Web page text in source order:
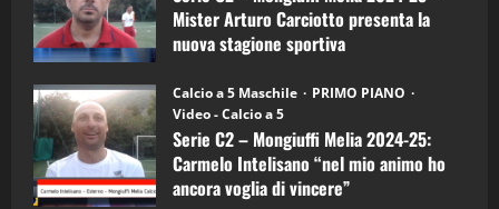
Mister Arturo Carciotto presenta la
nuova stagione sportiva
Calcio a 5 Maschile
PRIMO PIANO
Video - Calcio a 5
Serie C2 – Mongiuffi Melia 2024-25:
Carmelo Intelisano “nel mio animo ho
ancora voglia di vincere”
5
1
“SportEmpire” in Podcast: 30^ Puntata
(Martedi 05 Maggio 2026)
08/05/2026